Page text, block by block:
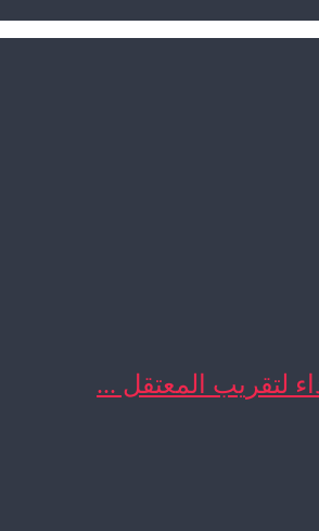
لتقريب المعتقل ...